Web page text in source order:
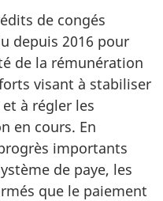
de congés
depuis 2016 pour
de la rémunération
visant à stabiliser
à régler les
en cours. En
importants
de paye, les
que le paiement